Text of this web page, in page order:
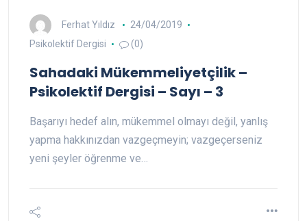
Ferhat Yıldız
24/04/2019
Psikolektif Dergisi
(0)
Sahadaki Mükemmeliyetçilik –
Psikolektif Dergisi – Sayı – 3
Başarıyı hedef alın, mükemmel olmayı değil, yanlış
yapma hakkınızdan vazgeçmeyin; vazgeçerseniz
yeni şeyler öğrenme ve…